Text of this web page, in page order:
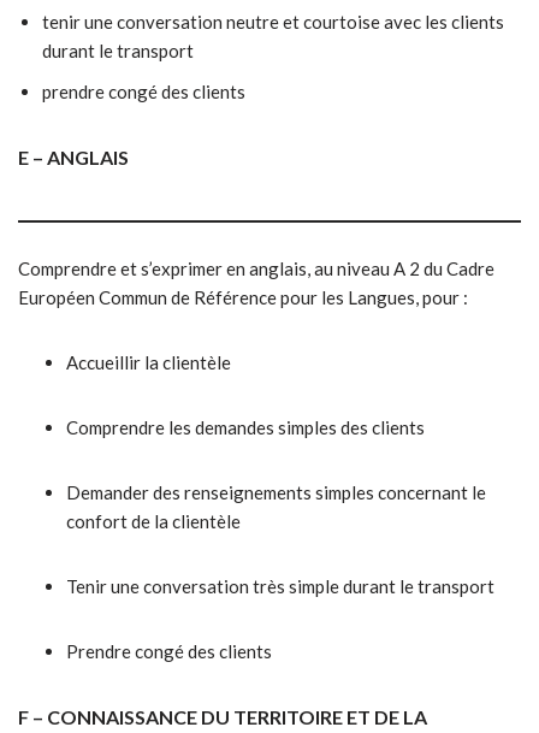
tenir une conversation neutre et courtoise avec les clients
durant le transport
prendre congé des clients
E – ANGLAIS
Comprendre et s’exprimer en anglais, au niveau A 2 du Cadre
Européen Commun de Référence pour les Langues, pour :
Accueillir la clientèle
Comprendre les demandes simples des clients
Demander des renseignements simples concernant le
confort de la clientèle
Tenir une conversation très simple durant le transport
Prendre congé des clients
F – CONNAISSANCE DU TERRITOIRE ET DE LA